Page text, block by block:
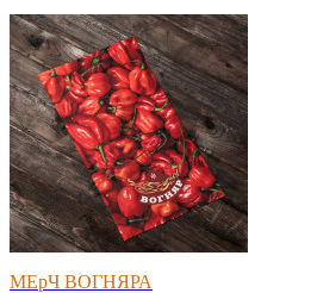
МЕрЧ ВОГНЯРА